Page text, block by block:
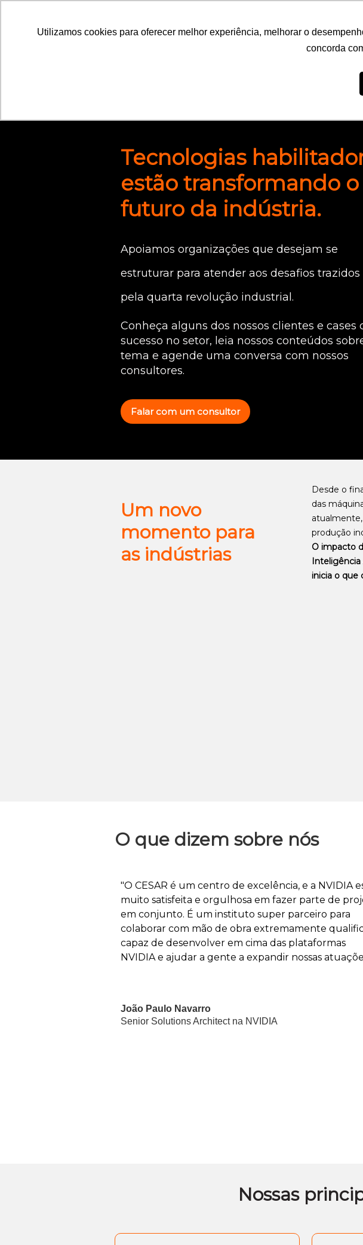
Utilizamos cookies para oferecer melhor experiência, melhorar o
concorda
Utilizamos cookies para oferecer melhor experiência, melhorar o
concorda
ENERGIA
Tecnologias
estão transformando o
futuro da indústria.
Apoiamos organizações que desejam se
estruturar para atender aos desafios trazidos
pela quarta revolução industrial.
Conheça alguns dos nossos clientes e cases
sucesso no setor, leia nossos conteúdos
tema e agende uma conversa com nossos
consultores.
Falar com um consultor
Um novo
momento para
as indústrias
Desde o
das
produção
O impacto
Inteligência
inicia o que
O que dizem sobre nós
"O CESAR é um centro de excelência, e a NVIDIA
muito satisfeita e orgulhosa em fazer parte de
em conjunto. É um instituto super parceiro para
colaborar com mão de obra extremamente
capaz de desenvolver em cima das plataformas
NVIDIA e ajudar a gente a expandir nossas
João Paulo Navarro
Senior Solutions Architect na NVIDIA
Nossas